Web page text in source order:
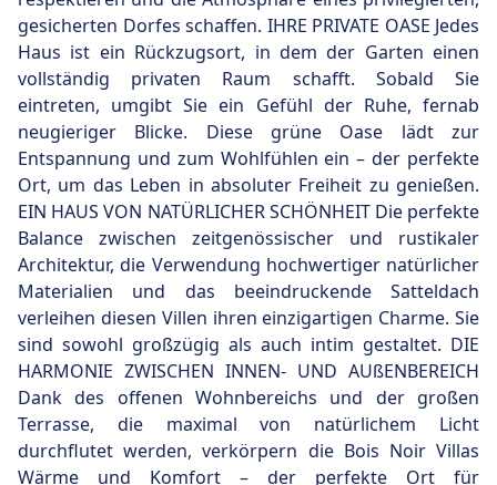
gesicherten Dorfes schaffen. IHRE PRIVATE OASE Jedes
Haus ist ein Rückzugsort, in dem der Garten einen
vollständig privaten Raum schafft. Sobald Sie
eintreten, umgibt Sie ein Gefühl der Ruhe, fernab
neugieriger Blicke. Diese grüne Oase lädt zur
Entspannung und zum Wohlfühlen ein – der perfekte
Ort, um das Leben in absoluter Freiheit zu genießen.
EIN HAUS VON NATÜRLICHER SCHÖNHEIT Die perfekte
Balance zwischen zeitgenössischer und rustikaler
Architektur, die Verwendung hochwertiger natürlicher
Materialien und das beeindruckende Satteldach
verleihen diesen Villen ihren einzigartigen Charme. Sie
sind sowohl großzügig als auch intim gestaltet. DIE
HARMONIE ZWISCHEN INNEN- UND AUßENBEREICH
Dank des offenen Wohnbereichs und der großen
Terrasse, die maximal von natürlichem Licht
durchflutet werden, verkörpern die Bois Noir Villas
Wärme und Komfort – der perfekte Ort für